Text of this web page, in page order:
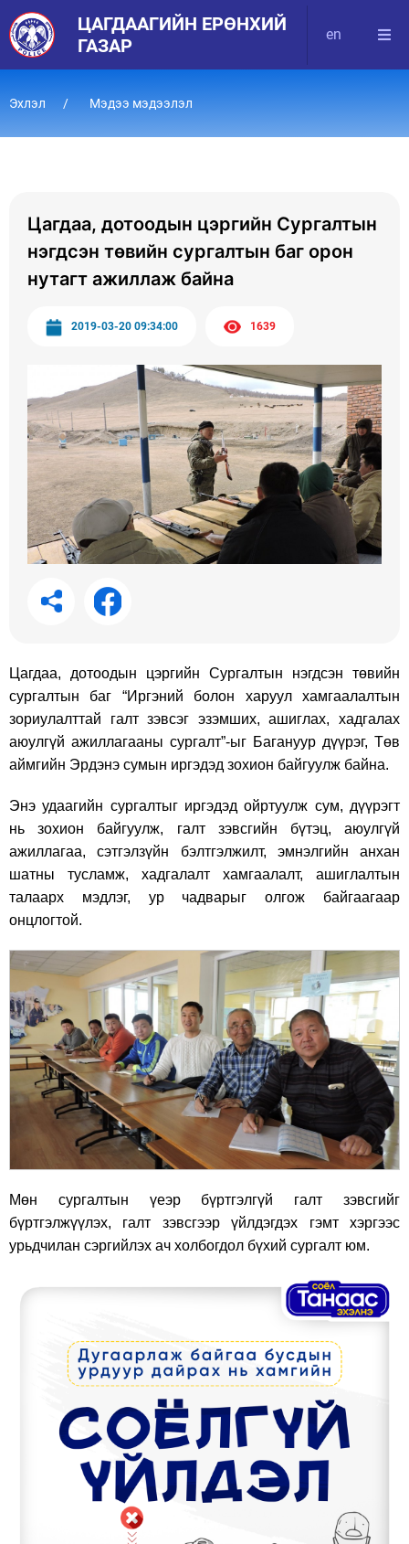
ЦАГДААГИЙН ЕРӨНХИЙ
ГАЗАР
en
Эхлэл Мэдээ мэдээлэл
Цагдаа, дотоодын цэргийн Сургалтын
нэгдсэн төвийн сургалтын баг орон
нутагт ажиллаж байна
2019-03-20 09:34:00 1639
Цагдаа, дотоодын цэргийн Сургалтын нэгдсэн төвийн
сургалтын баг “Иргэний болон харуул хамгаалалтын
зориулалттай галт зэвсэг эзэмших, ашиглах, хадгалах
аюулгүй ажиллагааны сургалт”-ыг Багануур дүүрэг, Төв
аймгийн Эрдэнэ сумын иргэдэд зохион байгуулж байна.
Энэ удаагийн сургалтыг иргэдэд ойртуулж сум, дүүрэгт
нь зохион байгуулж, галт зэвсгийн бүтэц, аюулгүй
ажиллагаа, сэтгэлзүйн бэлтгэлжилт, эмнэлгийн анхан
шатны тусламж, хадгалалт хамгаалалт, ашиглалтын
талаарх мэдлэг, ур чадварыг олгож байгаагаар
онцлогтой.
Мөн сургалтын үеэр бүртгэлгүй галт зэвсгийг
бүртгэлжүүлэх, галт зэвсгээр үйлдэгдэх гэмт хэргээс
урьдчилан сэргийлэх ач холбогдол бүхий сургалт юм.